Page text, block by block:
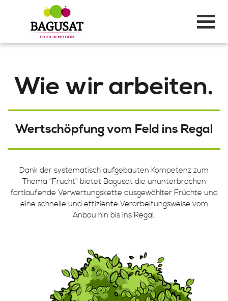
Wie wir arbeiten.
Wertschöpfung vom Feld ins Regal
Dank der systematisch aufgebauten Kompetenz zum
Thema "Frucht" bietet Bagusat die ununterbrochen
fortlaufende Verwertungskette ausgewählter Früchte und
eine schnelle und effiziente Verarbeitungsweise vom
Anbau hin bis ins Regal.